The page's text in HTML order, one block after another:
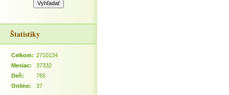
Štatistiky
Online: 37
Celkom: 2710134
Mesiac:
37332
Deň:
765